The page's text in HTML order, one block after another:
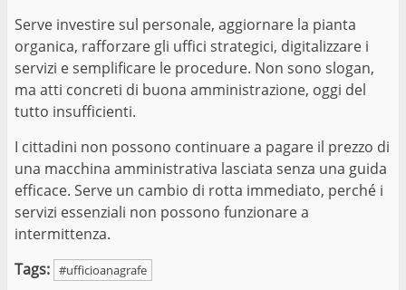
Serve investire sul personale, aggiornare la pianta
organica, rafforzare gli uffici strategici, digitalizzare i
servizi e semplificare le procedure. Non sono slogan,
ma atti concreti di buona amministrazione, oggi del
tutto insufficienti.
I cittadini non possono continuare a pagare il prezzo di
una macchina amministrativa lasciata senza una guida
efficace. Serve un cambio di rotta immediato, perché i
servizi essenziali non possono funzionare a
intermittenza.
Tags: #ufficioanagrafe